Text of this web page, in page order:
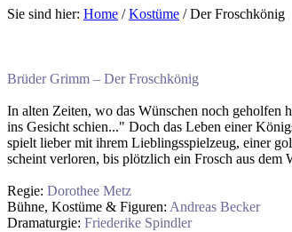
Sie sind hier: Home /Kostüme / Der Froschkönig
Brüder Grimm – Der Froschkönig
In alten Zeiten, wo das Wünschen noch geholfen
ins Gesicht schien..." Doch das Leben einer
spielt lieber mit ihrem Lieblingsspielzeug, einer
scheint verloren, bis plötzlich ein Frosch aus dem
Regie: Dorothee Metz
Bühne, Kostüme & Figuren: Andreas Becker
Dramaturgie: Friederike Spindler